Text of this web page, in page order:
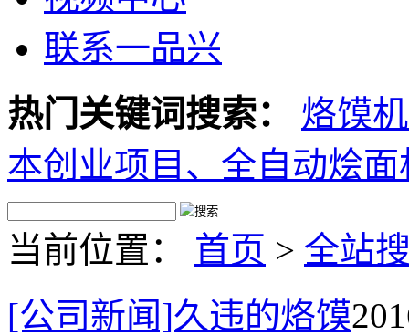
联系一品兴
热门关键词搜索：
烙馍
本创业项目、 全自动烩
当前位置： 首页 > 全站
[公司新闻]久违的烙馍